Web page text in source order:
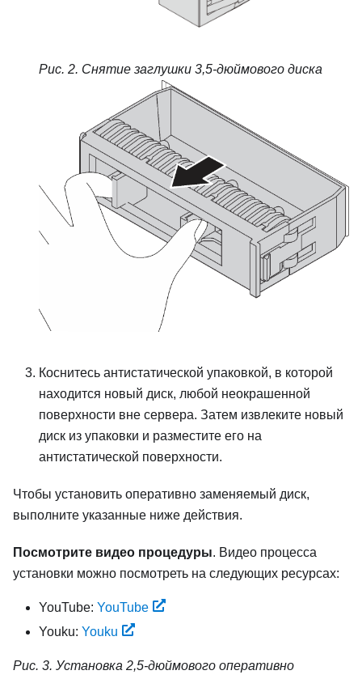
Рис. 2. Снятие заглушки 3,5-дюймового диска
Коснитесь антистатической упаковкой, в которой
находится новый диск, любой неокрашенной
поверхности вне сервера. Затем извлеките новый
диск из упаковки и разместите его на
антистатической поверхности.
Чтобы установить оперативно заменяемый диск,
выполните указанные ниже действия.
Посмотрите видео процедуры. Видео процесса
установки можно посмотреть на следующих ресурсах:
YouTube: YouTube
Youku: Youku
Рис. 3. Установка 2,5-дюймового оперативно